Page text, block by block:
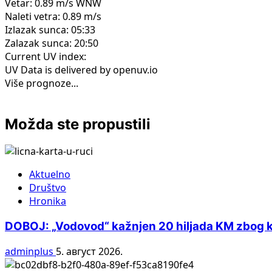
Vetar: 0.89 m/s WNW
Naleti vetra: 0.89 m/s
Izlazak sunca: 05:33
Zalazak sunca: 20:50
Current UV index:
UV Data is delivered by openuv.io
Više prognoze...
Možda ste propustili
Aktuelno
Društvo
Hronika
DOBOJ: „Vodovod“ kažnjen 20 hiljada KM
adminplus 5. август 2026.